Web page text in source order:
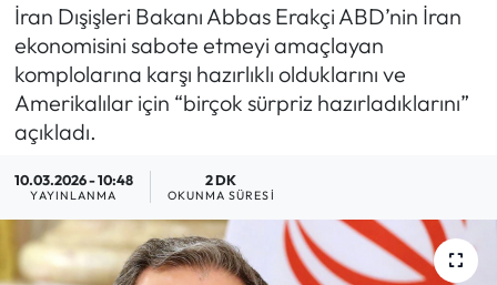
İran Dışişleri Bakanı Abbas Erakçi ABD’nin İran
ekonomisini sabote etmeyi amaçlayan
komplolarına karşı hazırlıklı olduklarını ve
Amerikalılar için “birçok sürpriz hazırladıklarını”
açıkladı.
10.03.2026 - 10:48
YAYINLANMA
2 DK
OKUNMA SÜRESI
Kültür - Sanat
Spor